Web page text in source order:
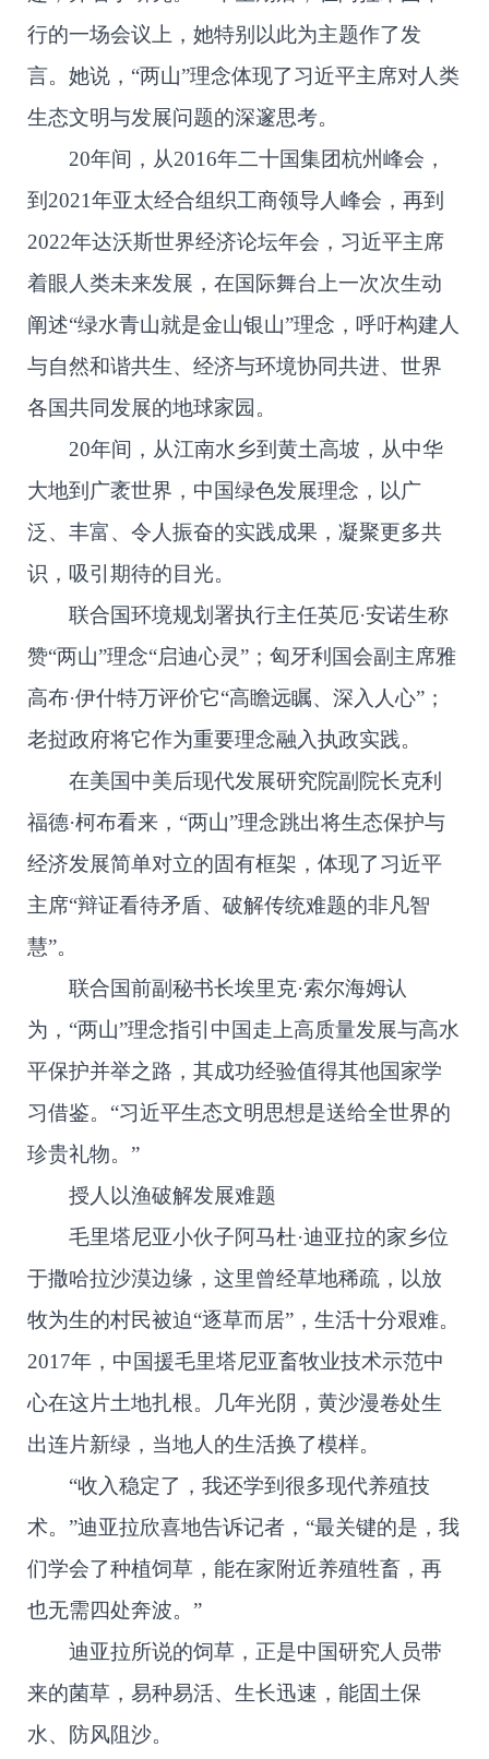
行的一场会议上，她特别以此为主题作了发
言。她说，“两山”理念体现了习近平主席对人类
生态文明与发展问题的深邃思考。
20年间，从2016年二十国集团杭州峰会，
到2021年亚太经合组织工商领导人峰会，再到
2022年达沃斯世界经济论坛年会，习近平主席
着眼人类未来发展，在国际舞台上一次次生动
阐述“绿水青山就是金山银山”理念，呼吁构建人
与自然和谐共生、经济与环境协同共进、世界
各国共同发展的地球家园。
20年间，从江南水乡到黄土高坡，从中华
大地到广袤世界，中国绿色发展理念，以广
泛、丰富、令人振奋的实践成果，凝聚更多共
识，吸引期待的目光。
联合国环境规划署执行主任英厄·安诺生称
赞“两山”理念“启迪心灵”；匈牙利国会副主席雅
高布·伊什特万评价它“高瞻远瞩、深入人心”；
老挝政府将它作为重要理念融入执政实践。
在美国中美后现代发展研究院副院长克利
福德·柯布看来，“两山”理念跳出将生态保护与
经济发展简单对立的固有框架，体现了习近平
主席“辩证看待矛盾、破解传统难题的非凡智
慧”。
联合国前副秘书长埃里克·索尔海姆认
为，“两山”理念指引中国走上高质量发展与高水
平保护并举之路，其成功经验值得其他国家学
习借鉴。“习近平生态文明思想是送给全世界的
珍贵礼物。”
授人以渔破解发展难题
毛里塔尼亚小伙子阿马杜·迪亚拉的家乡位
于撒哈拉沙漠边缘，这里曾经草地稀疏，以放
牧为生的村民被迫“逐草而居”，生活十分艰难。
2017年，中国援毛里塔尼亚畜牧业技术示范中
心在这片土地扎根。几年光阴，黄沙漫卷处生
出连片新绿，当地人的生活换了模样。
“收入稳定了，我还学到很多现代养殖技
术。”迪亚拉欣喜地告诉记者，“最关键的是，我
们学会了种植饲草，能在家附近养殖牲畜，再
也无需四处奔波。”
迪亚拉所说的饲草，正是中国研究人员带
来的菌草，易种易活、生长迅速，能固土保
水、防风阻沙。